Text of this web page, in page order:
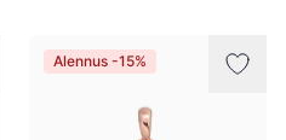
Alennus -15%